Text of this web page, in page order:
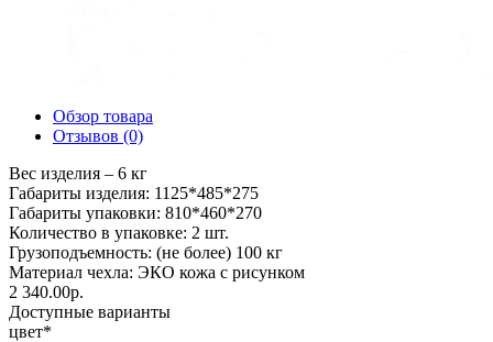
Обзор товара
Отзывов (0)
Вес изделия – 6 кг
Габариты изделия: 1125*485*275
Габариты упаковки: 810*460*270
Количество в упаковке: 2 шт.
Грузоподъемность: (не более) 100 кг
Материал чехла: ЭКО кожа с рисунком
2 340.00р.
Доступные варианты
цвет*